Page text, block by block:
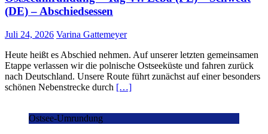
(DE) – Abschiedsessen
Juli 24, 2026 Varina Gattemeyer
Heute heißt es Abschied nehmen. Auf unserer letzten gemeinsamen
Etappe verlassen wir die polnische Ostseeküste und fahren zurück
nach Deutschland. Unsere Route führt zunächst auf einer besonders
schönen Nebenstrecke durch […]
Ostsee-Umrundung